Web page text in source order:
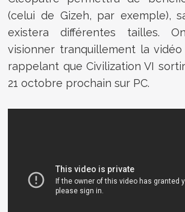
(celui de Gizeh, par exemple),
existera différentes tailles.
visionner tranquillement la vidéo
rappelant queCivilization VI
21 octobre prochain sur PC.